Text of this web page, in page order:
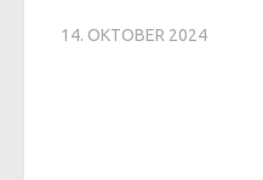
14. OKTOBER 2024